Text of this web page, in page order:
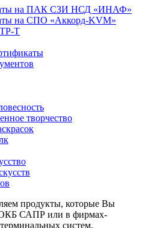
на ПАК СЗИ НСД «ИНАФ»
на СПО «Аккорд-KVM»
Т
творчество
продукты, которые Вы
ОКБ САПР или в фирмах-
систем.